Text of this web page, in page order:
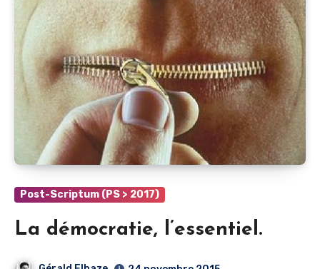
Post-Scriptum (PS > 2017)
La démocratie, l’essentiel.